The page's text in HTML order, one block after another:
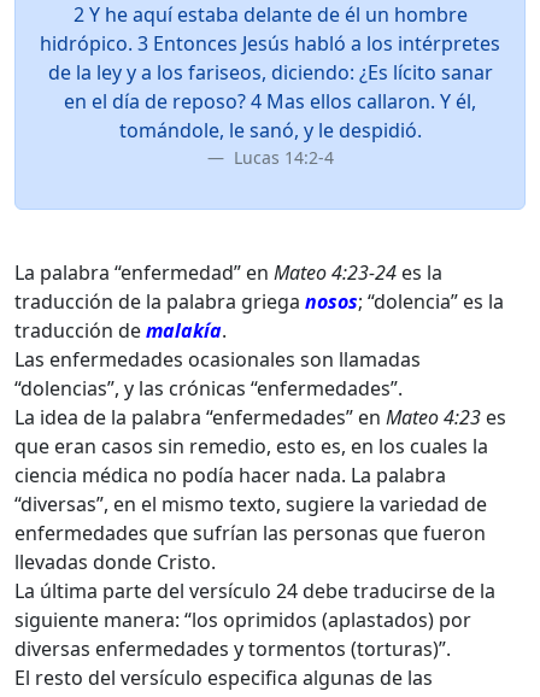
2 Y he aquí estaba delante de él un hombre
hidrópico. 3 Entonces Jesús habló a los intérpretes
de la ley y a los fariseos, diciendo: ¿Es lícito sanar
en el día de reposo? 4 Mas ellos callaron. Y él,
tomándole, le sanó, y le despidió.
Lucas 14:2-4
La palabra “enfermedad” en Mateo 4:23-24 es la
traducción de la palabra griega nosos; “dolencia” es la
traducción demalakía.
Las enfermedades ocasionales son llamadas
“dolencias”, y las crónicas “enfermedades”.
La idea de la palabra “enfermedades” en Mateo 4:23 es
que eran casos sin remedio, esto es, en los cuales la
ciencia médica no podía hacer nada. La palabra
“diversas”, en el mismo texto, sugiere la variedad de
enfermedades que sufrían las personas que fueron
llevadas donde Cristo.
La última parte del versículo 24 debe traducirse de la
siguiente manera: “los oprimidos (aplastados) por
diversas enfermedades y tormentos (torturas)”.
El resto del versículo especifica algunas de las